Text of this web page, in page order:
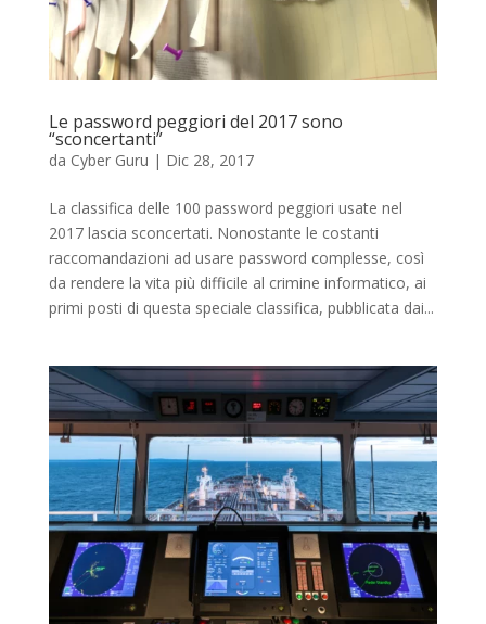
Le password peggiori del 2017 sono
“sconcertanti”
da Cyber Guru | Dic 28, 2017
La classifica delle 100 password peggiori usate nel
2017 lascia sconcertati. Nonostante le costanti
raccomandazioni ad usare password complesse, così
da rendere la vita più difficile al crimine informatico, ai
primi posti di questa speciale classifica, pubblicata dai...